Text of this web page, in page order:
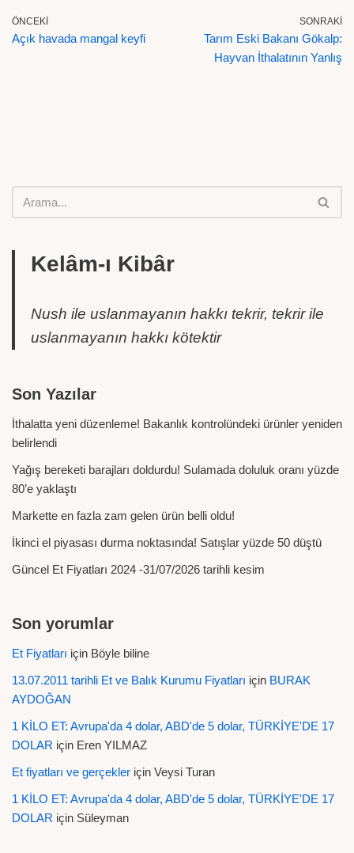
ÖNCEKI
Açık havada mangal keyfi
SONRAKI
Tarım Eski Bakanı Gökalp:
Hayvan İthalatının Yanlış
Kelâm-ı Kibâr
Nush ile uslanmayanın hakkı tekrir, tekrir ile
uslanmayanın hakkı kötektir
Son Yazılar
İthalatta yeni düzenleme! Bakanlık kontrolündeki ürünler yeniden
belirlendi
Yağış bereketi barajları doldurdu! Sulamada doluluk oranı yüzde
80’e yaklaştı
Markette en fazla zam gelen ürün belli oldu!
İkinci el piyasası durma noktasında! Satışlar yüzde 50 düştü
Güncel Et Fiyatları 2024 -31/07/2026 tarihli kesim
Son yorumlar
Et Fiyatları için Böyle biline
13.07.2011 tarihli Et ve Balık Kurumu Fiyatları için BURAK
AYDOĞAN
1 KİLO ET: Avrupa'da 4 dolar, ABD'de 5 dolar, TÜRKİYE'DE 17
DOLAR için Eren YILMAZ
Et fiyatları ve gerçekler için Veysi Turan
1 KİLO ET: Avrupa'da 4 dolar, ABD'de 5 dolar, TÜRKİYE'DE 17
DOLAR için Süleyman